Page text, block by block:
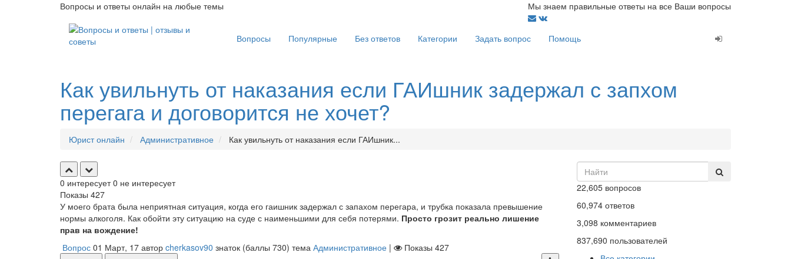
Вопросы и ответы онлайн на любые темы Мы знаем правильные ответы на все Ваши вопросы
Вопросы Популярные Без ответов Категории Задать вопрос Помощь
Как увильнуть от наказания если ГАИшник задержал с запхом
перегага и договорится не хочет?
Юрист онлайн Административное Как увильнуть от наказания если ГАИшник...
0 интересует 0 не интересует
Показы 427
У моего брата была неприятная ситуация, когда его гаишник задержал с запахом перегара, и трубка показала превышение
нормы алкоголя. Как обойти эту ситуацию на суде с наименьшими для себя потерями. Просто грозит реально лишение
прав на вождение!
Вопрос 01 Март, 17 автор cherkasov90 знаток (баллы 730) тема Административное | Показы 427
22,605вопросов
60,974ответов
3,098 комментариев
837,690 пользователей